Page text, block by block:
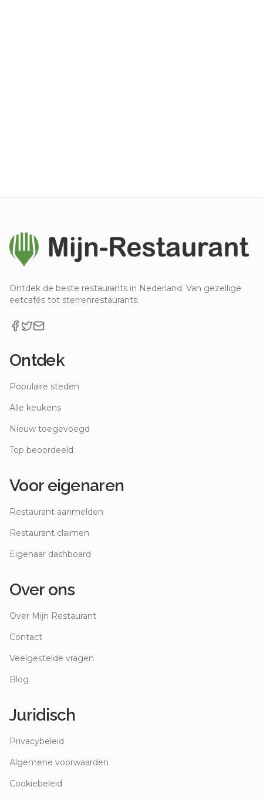
Ontdek de beste restaurants in Nederland. Van gezellige
eetcafés tot sterrenrestaurants.
Ontdek
Populaire steden
Alle keukens
Nieuw toegevoegd
Top beoordeeld
Voor eigenaren
Restaurant aanmelden
Restaurant claimen
Eigenaar dashboard
Over ons
Over Mijn Restaurant
Contact
Veelgestelde vragen
Blog
Juridisch
Privacybeleid
Algemene voorwaarden
Cookiebeleid